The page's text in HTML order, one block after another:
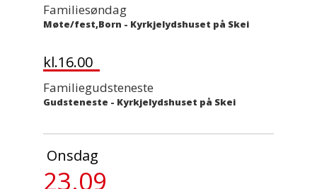
Familiesøndag
Møte/fest,Born - Kyrkjelydshuset på Skei
kl.16.00
Familiegudsteneste
Gudsteneste - Kyrkjelydshuset på Skei
Onsdag
23.09